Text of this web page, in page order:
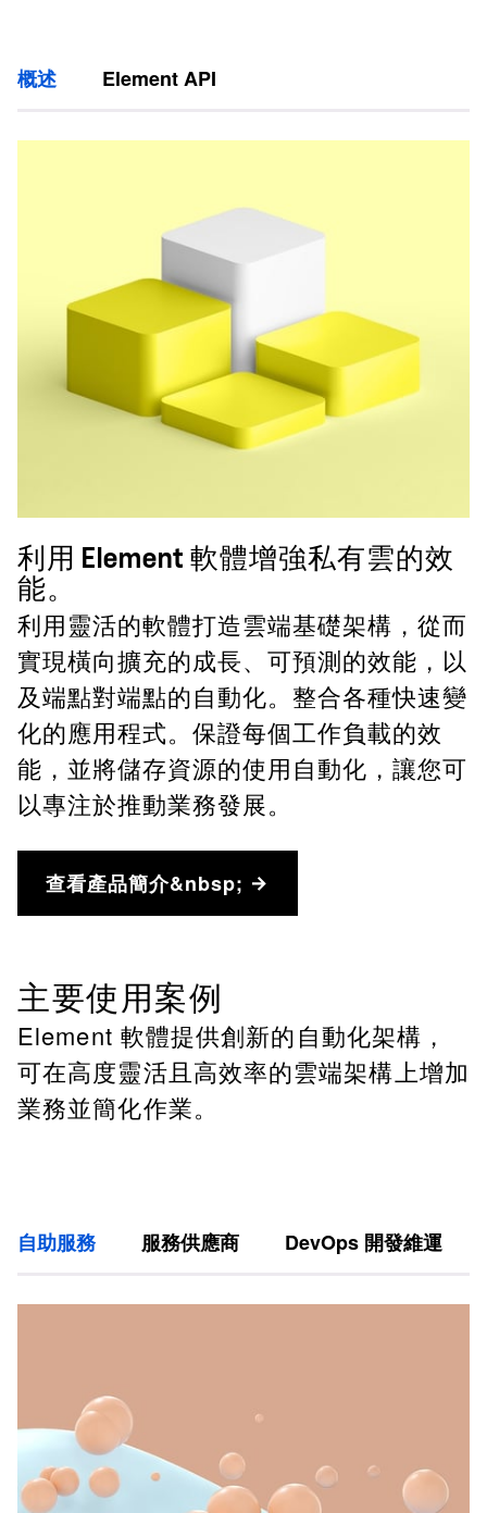
概述 Element API
利用 Element 軟體增強私有雲的效
能。
利用靈活的軟體打造雲端基礎架構，從而
實現橫向擴充的成長、可預測的效能，以
及端點對端點的自動化。整合各種快速變
化的應用程式。保證每個工作負載的效
能，並將儲存資源的使用自動化，讓您可
以專注於推動業務發展。
查看產品簡介&nbsp;
主要使用案例
Element 軟體提供創新的自動化架構，
可在高度靈活且高效率的雲端架構上增加
業務並簡化作業。
自助服務 服務供應商 DevOps 開發維運